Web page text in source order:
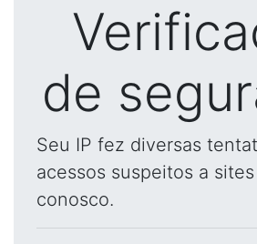
de
Seu IP fez diversas
acessos suspeitos a
conosco.